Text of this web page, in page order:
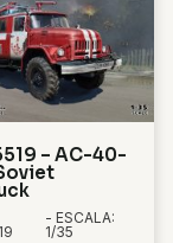
– AC-40-
- ESCALA:
1/35